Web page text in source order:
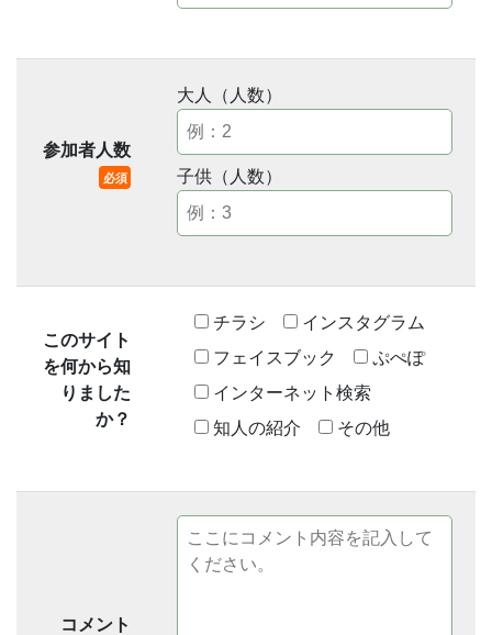
参加者人数
必須
大人（人数）
子供（人数）
このサイト
を何から知
りました
か？
チラシ
インスタグラム
フェイスブック
ぷぺぽ
インターネット検索
知人の紹介
その他
コメント